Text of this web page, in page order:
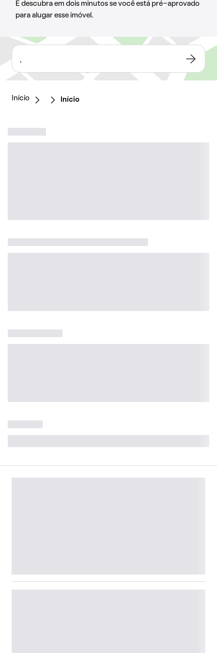
E descubra em dois minutos se você está pré-aprovado
para alugar esse imóvel.
,
Início Início